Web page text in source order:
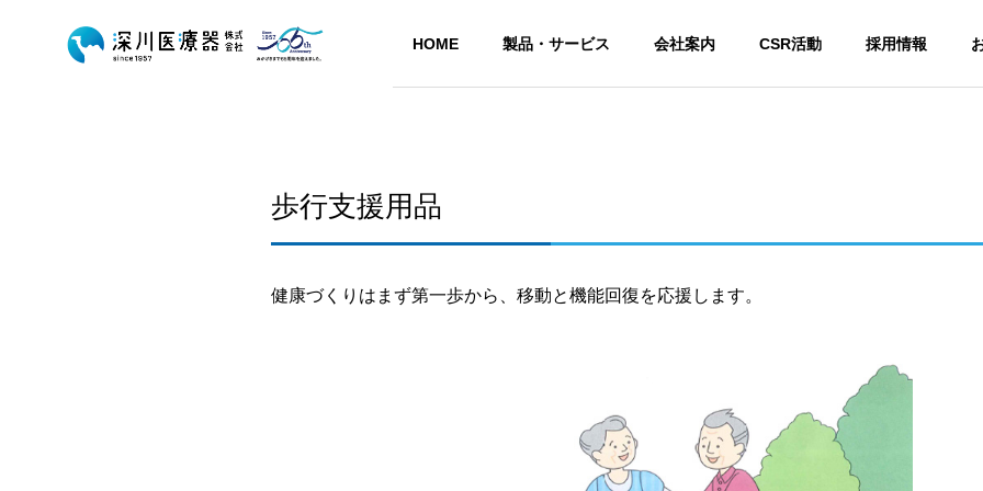
HOME 製品・サービス 会社案内 CSR活動 採用情報
会社概要
歩行支援用品
健康づくりはまず第一歩から、移動と機能回復を応援します。